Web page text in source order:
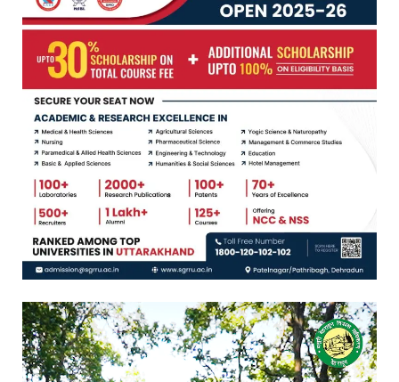
Video
Player